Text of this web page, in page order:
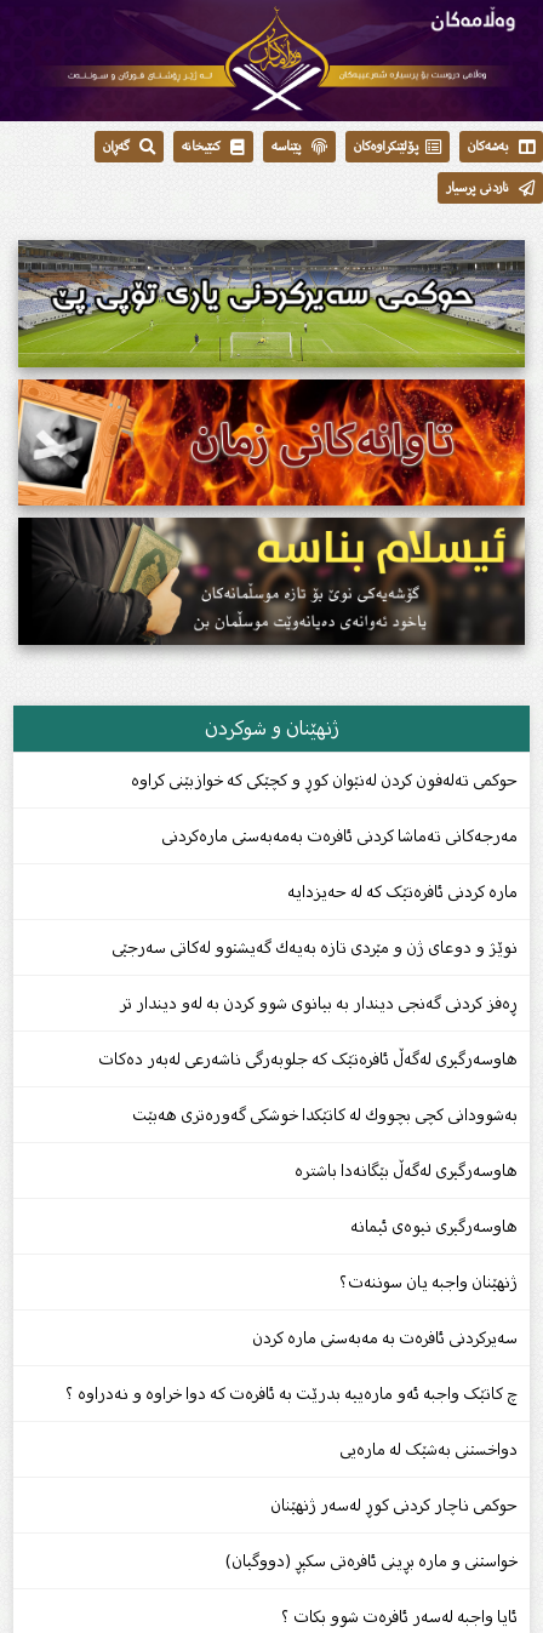
بەشەکان پۆلێنکراوەکان پێناسە کتێبخانە
گەڕان
ناردنی پرسیار
ژنهێنان و شوکردن
حوکمی تەلەفون کردن لەنێوان کوڕ و کچێکی کە خوازبێنی کراوە
مەرجەکانی تەماشا کردنی ئافرەت بەمەبەستی مارەکردنی
مارە کردنی ئافرەتێک کە لە حەیزدایە
نوێژ و دوعای ژن و مێردی تازە بەیەك گەیشتوو لەكاتی سەرجێی
ڕەفز کردنى گەنجی دیندار بە بیانوی شوو کردن بە لەو دیندار تر
هاوسەرگیرى لەگەڵ ئافرەتێک کە جلوبەرگى ناشەرعى لەبەر دەکات
بەشوودانى كچى بچووك لە كاتێكدا خوشكى گەورەترى هەبێت
هاوسەرگیرى لەگەڵ بێگانەدا باشترە
هاوسەرگیری نیوەی ئیمانە
ژنهێنان واجبە یان سوننەت؟
سەیرکردنى ئافرەت بە مەبەستى مارە کردن
چ کاتێک واجبە ئەو مارەییە بدرێت بە ئافرەت کە دوا خراوە و نەدراوە ؟
دواخستنى بەشێک لە مارەیی
حوکمی ناچار کردنی کوڕ لەسەر ژنهێنان
خواستنى و مارە بڕینى ئافره‌تى سكپڕ (دووگیان)
ئایا واجبە لەسەر ئافرەت شوو بکات ؟